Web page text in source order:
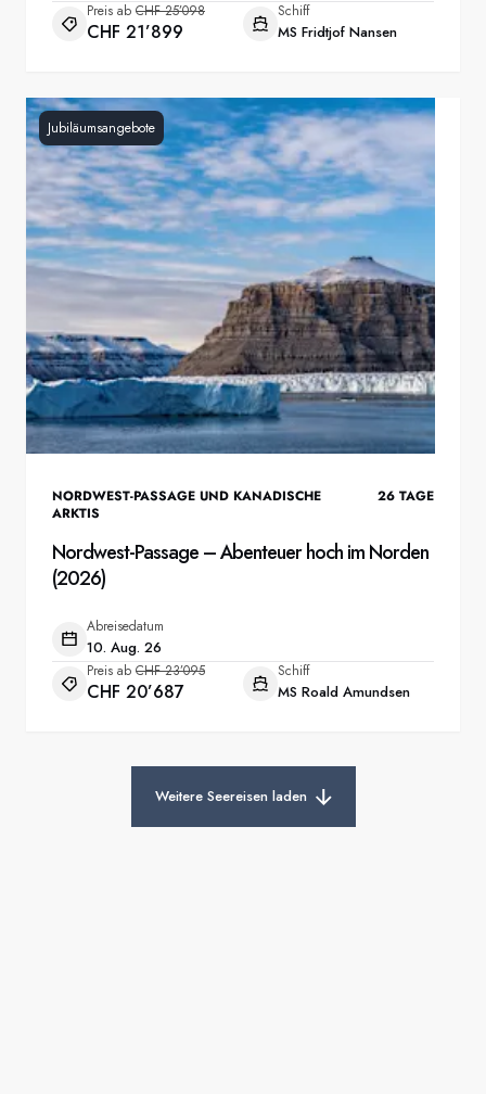
Preis ab CHF 25’098
CHF 21’899
Schiff
MS Fridtjof Nansen
Jubiläumsangebote
NORDWEST-PASSAGE UND KANADISCHE
ARKTIS
26 TAGE
Nordwest-Passage – Abenteuer hoch im Norden
(2026)
Abreisedatum
10. Aug. 26
Preis ab CHF 23’095
CHF 20’687
Schiff
MS Roald Amundsen
Weitere Seereisen laden